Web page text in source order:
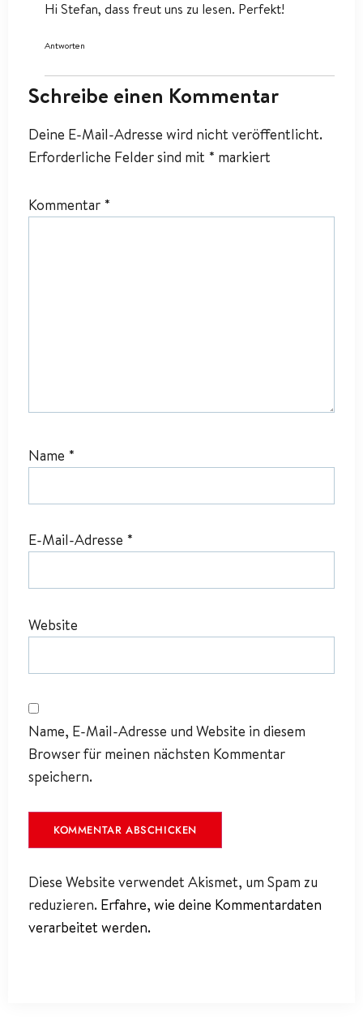
Hi Stefan, dass freut uns zu lesen. Perfekt!
Antworten
Schreibe einen Kommentar
Deine E-Mail-Adresse wird nicht veröffentlicht.
Erforderliche Felder sind mit * markiert
Kommentar *
Name *
E-Mail-Adresse *
Website
Name, E-Mail-Adresse und Website in diesem
Browser für meinen nächsten Kommentar
speichern.
Diese Website verwendet Akismet, um Spam zu
reduzieren. Erfahre, wie deine Kommentardaten
verarbeitet werden.